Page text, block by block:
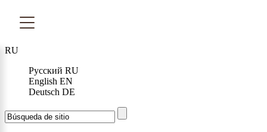
RU
Русский RU
English EN
Deutsch DE